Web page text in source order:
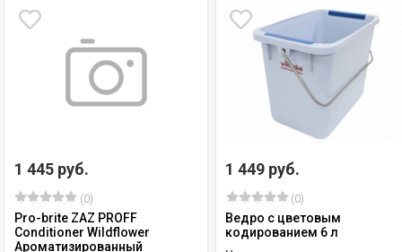
1 445 руб.
(0)
Pro-brite ZAZ PROFF
Conditioner Wildflower
Ароматизированный
1 449 руб.
(0)
Ведро с цветовым
кодированием 6 л